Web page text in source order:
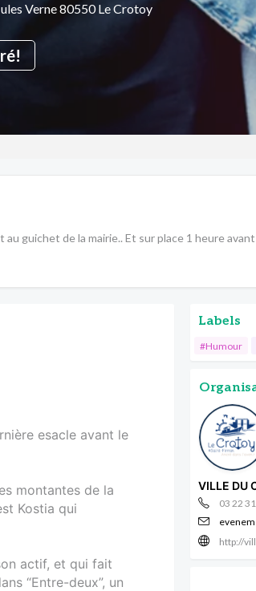
Verne 80550 Le Crotoy
guichet de la mairie.. Et sur place 1 heure
esacle avant le
montantes de la
Kostia qui
actif, et qui fait
“Entre-deux”, un
Labels
#Humour
VILLE DU
03 22
http://